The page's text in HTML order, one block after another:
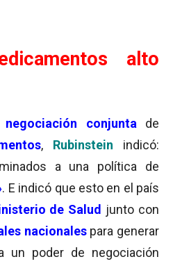
alto
negociación conjunta de
, Rubinstein indicó:
a una política de
. E indicó que esto en el país
de Salud junto con
nacionalespara generar
un poder de negociación